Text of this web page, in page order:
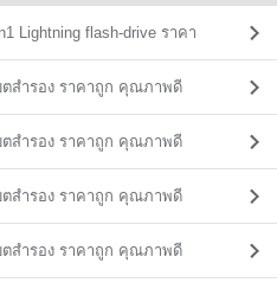
Lightning flash-drive ราคา
ตสํารอง ราคาถูก คุณภาพดี
ตสํารอง ราคาถูก คุณภาพดี
ตสํารอง ราคาถูก คุณภาพดี
ตสํารอง ราคาถูก คุณภาพดี